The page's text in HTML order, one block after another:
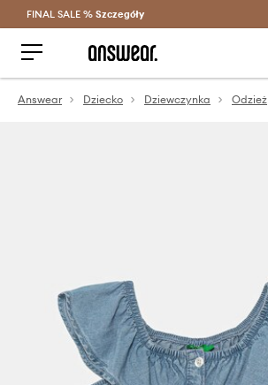
Oszczędzaj z Answear Club >
FINAL SALE % Szczegóły
Answear Dziecko Dziewczynka Odzież